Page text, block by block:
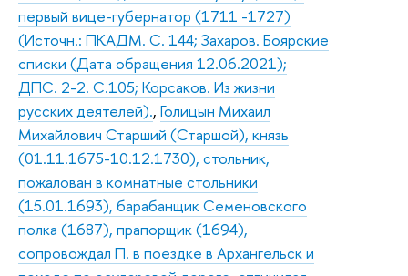
первый вице-губернатор (1711 -1727)
(Источн.: ПКАДМ. С. 144; Захаров. Боярские
списки (Дата обращения 12.06.2021);
ДПС. 2-2. С.105; Корсаков. Из жизни
русских деятелей)., Голицын Михаил
Михайлович Старший (Старшой), князь
(01.11.1675-10.12.1730), стольник,
пожалован в комнатные стольники
(15.01.1693), барабанщик Семеновского
полка (1687), прапорщик (1694),
сопровождал П. в поездке в Архангельск и